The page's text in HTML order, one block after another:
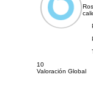
10
Valoración Global